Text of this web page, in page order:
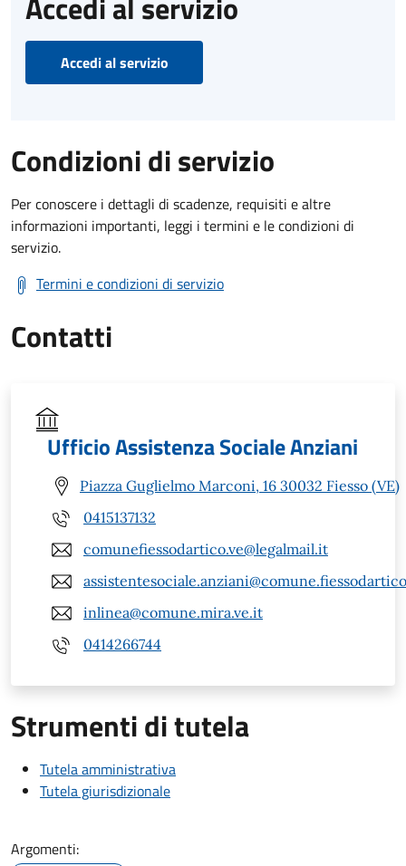
Accedi al servizio
Condizioni di servizio
Per conoscere i dettagli di scadenze, requisiti e altre
informazioni importanti, leggi i termini e le condizioni di
servizio.
Termini e condizioni di servizio
Contatti
Ufficio Assistenza Sociale Anziani
Piazza Guglielmo Marconi, 16 30032 Fiesso (VE)
0415137132
comunefiessodartico.ve@legalmail.it
inlinea@comune.mira.ve.it
0414266744
Strumenti di tutela
Tutela amministrativa
Tutela giurisdizionale
Argomenti: